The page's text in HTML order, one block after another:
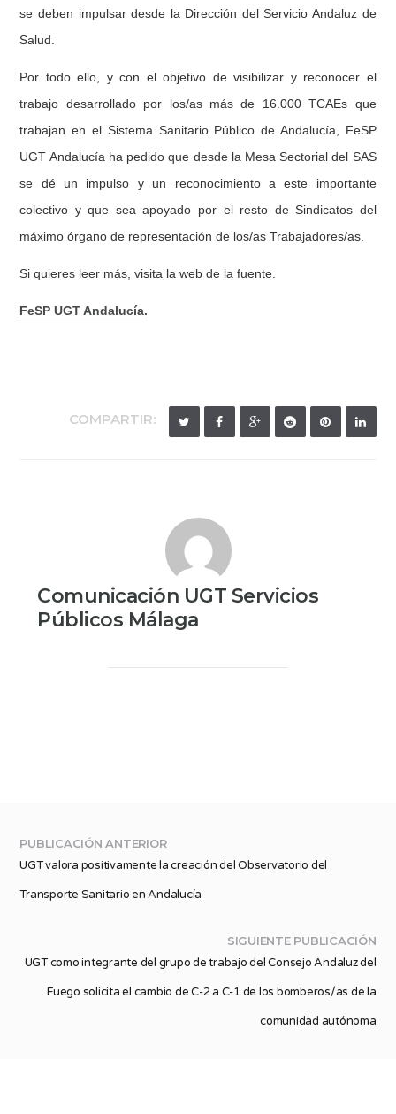
se deben impulsar desde la Dirección del Servicio Andaluz de
Salud.
Por todo ello, y con el objetivo de visibilizar y reconocer el
trabajo desarrollado por los/as más de 16.000 TCAEs que
trabajan en el Sistema Sanitario Público de Andalucía, FeSP
UGT Andalucía ha pedido que desde la Mesa Sectorial del SAS
se dé un impulso y un reconocimiento a este importante
colectivo y que sea apoyado por el resto de Sindicatos del
máximo órgano de representación de los/as Trabajadores/as.
Si quieres leer más, visita la web de la fuente.
FeSP UGT Andalucía.
COMPARTIR:
Comunicación UGT Servicios
Públicos Málaga
PUBLICACIÓN ANTERIOR
UGT valora positivamente la creación del Observatorio del
Transporte Sanitario en Andalucía
SIGUIENTE PUBLICACIÓN
UGT como integrante del grupo de trabajo del Consejo Andaluz del
Fuego solicita el cambio de C-2 a C-1 de los bomberos/as de la
comunidad autónoma